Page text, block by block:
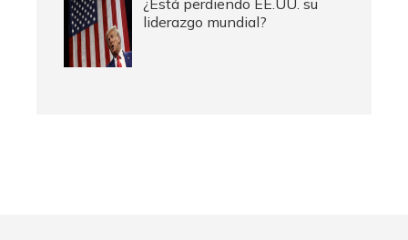
¿Está perdiendo EE.UU. su
liderazgo mundial?